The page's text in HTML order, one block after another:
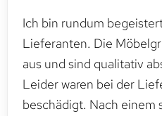
Ich bin rundum
Lieferanten. Die
aus und sind qualitativ
Leider waren bei der
beschädigt. Nach einem